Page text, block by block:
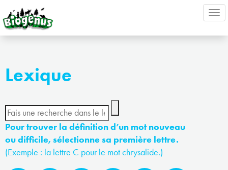
Lexique
Pour trouver la définition d’un mot nouveau
ou difficile, sélectionne sa première lettre.
(Exemple : la lettre C pour le mot chrysalide.)